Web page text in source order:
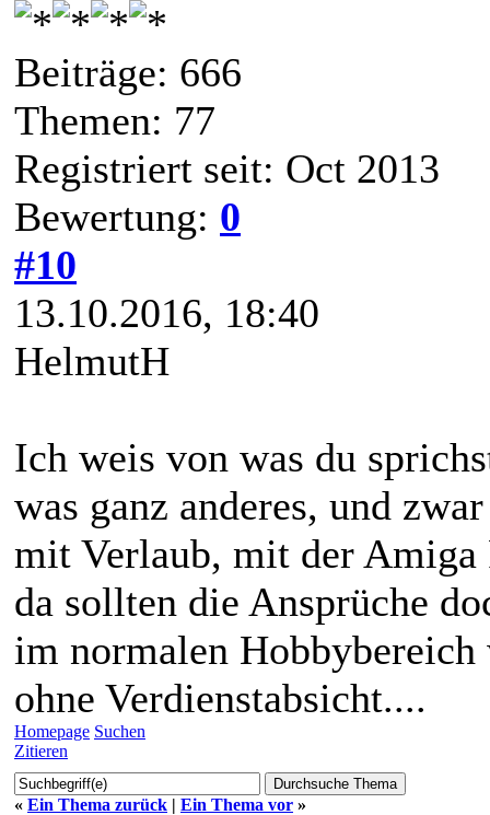
Beiträge: 666
Themen: 77
Registriert seit: Oct 2013
Bewertung: 0
#10
13.10.2016, 18:40
HelmutH
Ich weis von was du
was ganz anderes, und
mit Verlaub, mit der
da sollten die Ansprüche
im normalen
ohne Verdienstabsicht....
Homepage Suchen
Zitieren
« Ein Thema zurück | Ein Thema vor »